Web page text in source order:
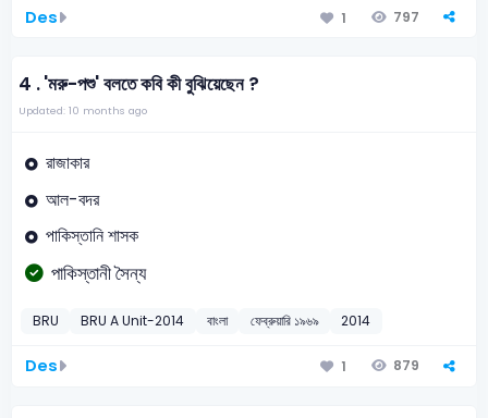
Des 1 797
4 .'মরু-পশু' বলতে কবি কী বুঝিয়েছেন ?
Updated: 10 months ago
রাজাকার
আল-বদর
পাকিস্তানি শাসক
পাকিস্তানী সৈন্য
BRU BRU A Unit-2014 বাংলা ফেব্রুয়ারি ১৯৬৯ 2014
Des 1 879